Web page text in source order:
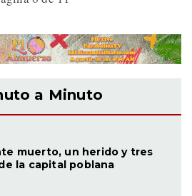
a Minuto
muerto, un herido y tres
la capital poblana